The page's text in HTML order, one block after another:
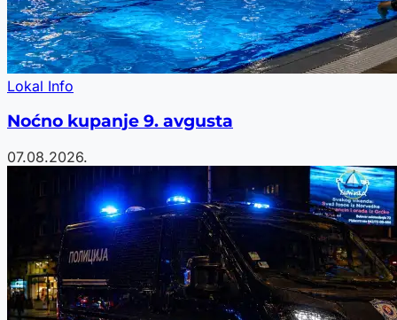
Lokal Info
Noćno kupanje 9. avgusta
07.08.2026.